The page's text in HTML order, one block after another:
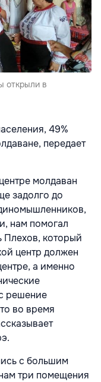
открыли в
49%
передает
молдаван
задолго до
нам помогал
Плехов, который
центр должен
а именно
решение
во время
с большим
три помещения